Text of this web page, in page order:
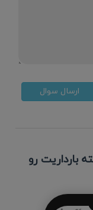
ارسال سوال
بارداریت رو